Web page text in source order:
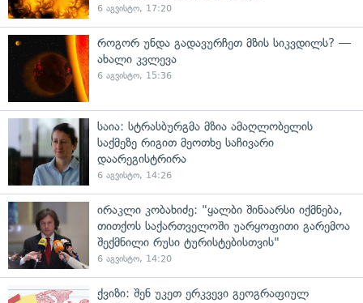
6 აგვისტო, 17:20
როგორ უნდა გადავურჩეთ მზის სიკვდილს? —
ახალი კვლევა
6 აგვისტო, 15:36
საია: სტრასბურგმა მზია ამაღლობელის
საქმეზე რიგით მეოთხე საჩივარი
დაარეგისტრირა
6 აგვისტო, 14:26
ირაკლი კობახიძე: "ყალბი შინაარსი იქმნება,
თითქოს საქართველოში უარყოფითი გარემოა
შექმნილი რუსი ტურისტებისთვის"
6 აგვისტო, 14:20
ქვიზი: შენ უკეთ ერკვევი გეოგრაფიულ